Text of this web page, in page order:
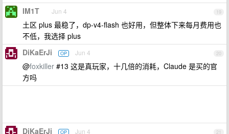
19
IM1T Jun 4
土区 plus 最稳了，dp-v4-flash 也好用，但整体下来每月费用也
不低，我选择 plus
20
DiKaErJi OP Jun 4
@foxkiller #13 这是真玩家，十几倍的消耗，Claude 是买的官
方吗
21
DiKaErJi OP Jun 4